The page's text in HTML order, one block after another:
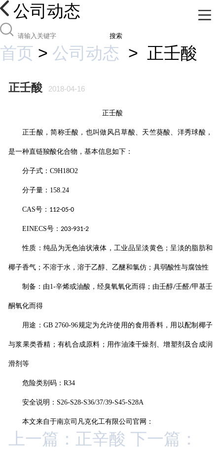
公司动态
搜索
首页 > 公司动态 > 正壬酸
正壬酸 2018-04-16
正壬酸
正壬酸 ，简称壬酸 ，也叫做风吕草酸、天竺葵酸、洋秀球酸，
是一种直链羧酸化合物，基本信息如下：
分子式： C9H18O2
分子量： 158.24
CAS号： 112-05-0
EINECS号： 203-931-2
性质：纯品为无色油状液体，工业品呈淡黄色；呈淡的脂肪和
椰子香气；不溶于水，溶于乙醇、乙醚和氯仿；具弱酸性与腐蚀性
制备：由1-辛烯或油酸，经臭氧氧化而得；由壬醇/壬醛/甲基壬
酮氧化而得
用途：GB 2760-96规定为允许使用的食用香料，用以配制椰子
与浆果类香精；有机合成原料；用作油漆干燥剂、增塑剂及合成润
滑剂等
危险类别码： R34
安全说明： S26-S28-S36/37/39-S45-S28A
本文来自于南京司凡克化工有限公司官网：
上一篇：正辛酸 下一篇：